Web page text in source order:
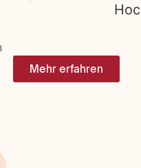
Mehr erfahren